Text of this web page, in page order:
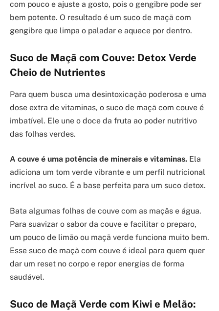
com pouco e ajuste a gosto, pois o gengibre pode ser
bem potente. O resultado é um suco de maçã com
gengibre que limpa o paladar e aquece por dentro.
Suco de Maçã com Couve: Detox Verde
Cheio de Nutrientes
Para quem busca uma desintoxicação poderosa e uma
dose extra de vitaminas, o suco de maçã com couve é
imbatível. Ele une o doce da fruta ao poder nutritivo
das folhas verdes.
A couve é uma potência de minerais e vitaminas. Ela
adiciona um tom verde vibrante e um perfil nutricional
incrível ao suco. É a base perfeita para um suco detox.
Bata algumas folhas de couve com as maçãs e água.
Para suavizar o sabor da couve e facilitar o preparo,
um pouco de limão ou maçã verde funciona muito bem.
Esse suco de maçã com couve é ideal para quem quer
dar um reset no corpo e repor energias de forma
saudável.
Suco de Maçã Verde com Kiwi e Melão: